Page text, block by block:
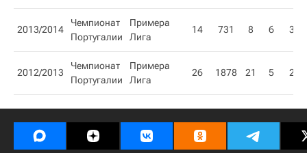
2013/2014
Чемпионат
Португалии
Примера
Лига
14 731 8 6 3
2012/2013
Чемпионат
Португалии
Примера
Лига
26 1878 21 5 2